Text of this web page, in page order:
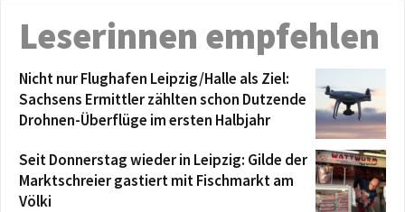
Leserinnen empfehlen
Nicht nur Flughafen Leipzig/Halle als Ziel:
Sachsens Ermittler zählten schon Dutzende
Drohnen-Überflüge im ersten Halbjahr
Seit Donnerstag wieder in Leipzig: Gilde der
Marktschreier gastiert mit Fischmarkt am
Völki